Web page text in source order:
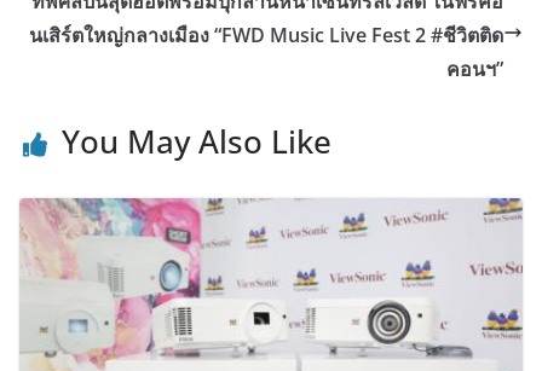
นเสิร์ตใหญ่กลางเมือง “FWD Music Live Fest 2 #ชีวิตติด
คอนฯ”
You May Also Like